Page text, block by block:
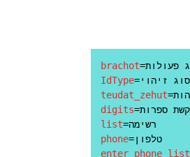
brachot
IdType
teudat_zehut
digits
list
phone
enter_phone_list